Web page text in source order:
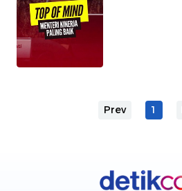
Prev 1